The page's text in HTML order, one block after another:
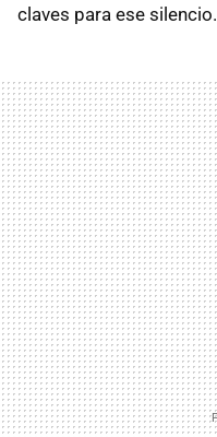
claves para ese silencio.